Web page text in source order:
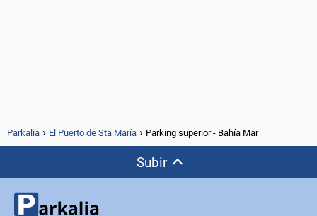
Parkalia El Puerto de Sta María Parking superior - Bahía Mar
Subir